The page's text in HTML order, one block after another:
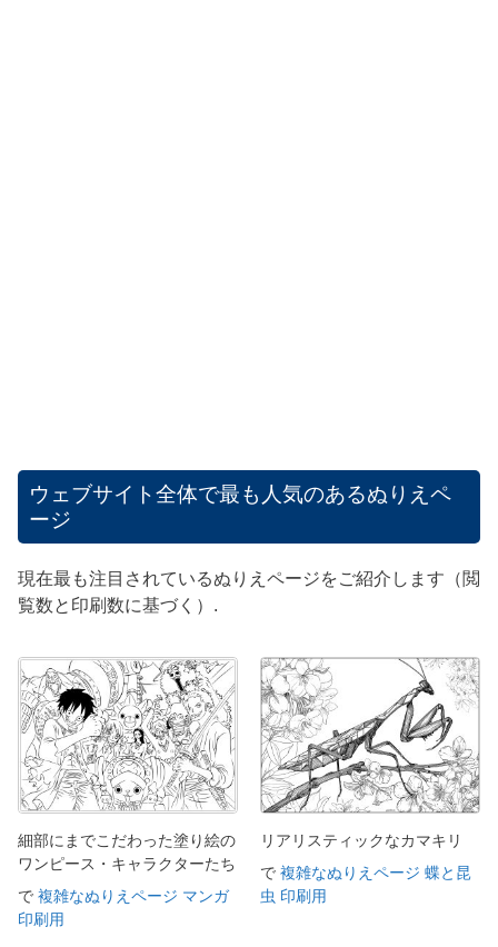
ウェブサイト全体で最も人気のあるぬりえペ
ージ
現在最も注目されているぬりえページをご紹介します（閲
覧数と印刷数に基づく）.
細部にまでこだわった塗り絵の
ワンピース・キャラクターたち
で 複雑なぬりえページ マンガ
印刷用
リアリスティックなカマキリ
で 複雑なぬりえページ 蝶と昆
虫 印刷用